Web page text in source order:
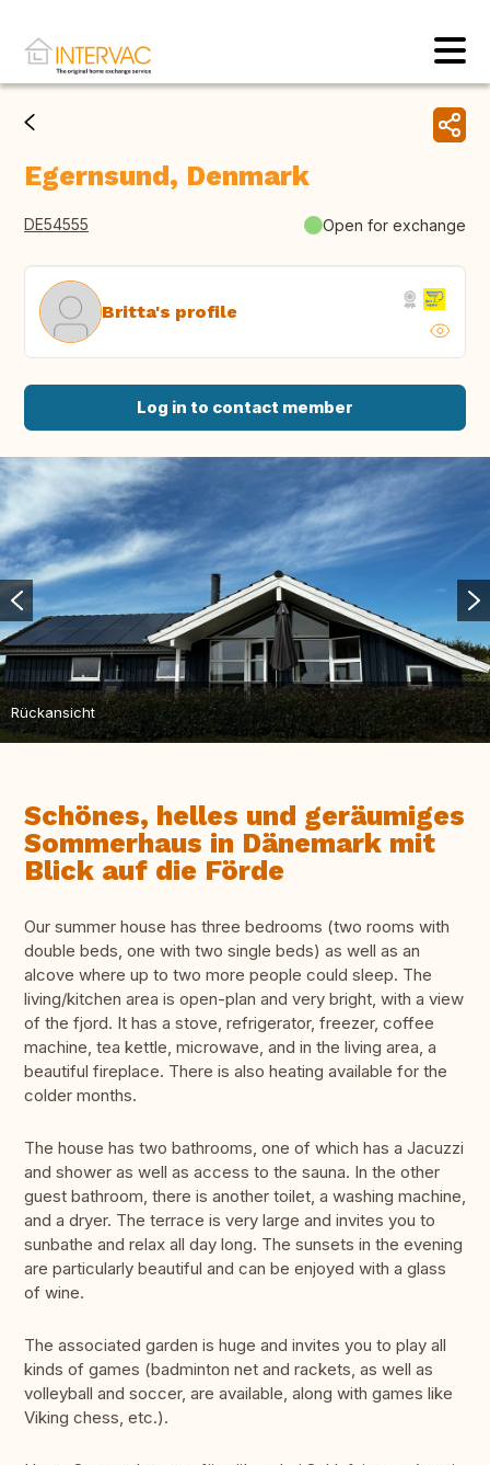
Egernsund, Denmark
DE54555 Open for exchange
Britta's profile
Log in to contact member
Rückansicht
Schönes, helles und geräumiges
Sommerhaus in Dänemark mit
Blick auf die Förde
Our summer house has three bedrooms (two rooms with
double beds, one with two single beds) as well as an
alcove where up to two more people could sleep. The
living/kitchen area is open-plan and very bright, with a view
of the fjord. It has a stove, refrigerator, freezer, coffee
machine, tea kettle, microwave, and in the living area, a
beautiful fireplace. There is also heating available for the
colder months.
The house has two bathrooms, one of which has a Jacuzzi
and shower as well as access to the sauna. In the other
guest bathroom, there is another toilet, a washing machine,
and a dryer. The terrace is very large and invites you to
sunbathe and relax all day long. The sunsets in the evening
are particularly beautiful and can be enjoyed with a glass
of wine.
The associated garden is huge and invites you to play all
kinds of games (badminton net and rackets, as well as
volleyball and soccer, are available, along with games like
Viking chess, etc.).